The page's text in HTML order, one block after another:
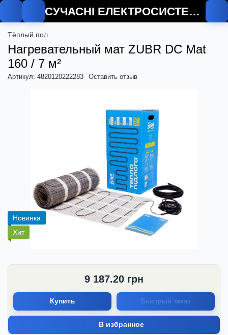
СУЧАСНІ ЕЛЕКТРОСИСТЕМИ
Тёплый пол
Нагревательный мат ZUBR DC Mat
160 / 7 м²
Артикул: 4820120222283 Оставить отзыв
Новинка
Хит
9 187.20 грн
Купить Быстрый заказ
В избранное